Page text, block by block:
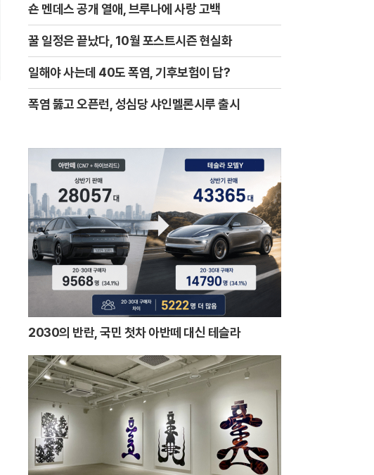
숀 멘데스 공개 열애, 브루나에 사랑 고백
꿀 일정은 끝났다, 10월 포스트시즌 현실화
일해야 사는데 40도 폭염, 기후보험이 답?
폭염 뚫고 오픈런, 성심당 샤인멜론시루 출시
2030의 반란, 국민 첫차 아반떼 대신 테슬라